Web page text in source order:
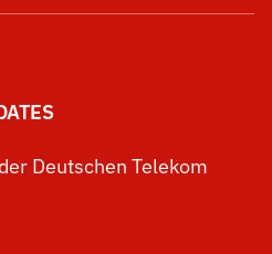
Deutschen Telekom